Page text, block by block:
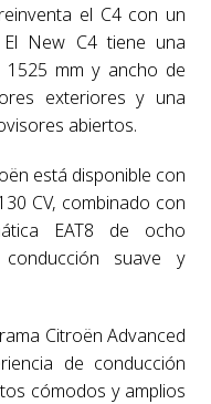
el C4 con un
New C4 tiene una
mm y ancho de
exteriores y una
abiertos.
está disponible con
CV, combinado con
EAT8 de ocho
suave y
Citroën Advanced
de conducción
cómodos y amplios